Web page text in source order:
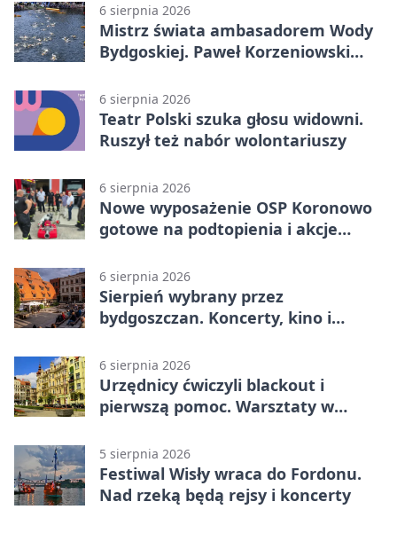
6 sierpnia 2026
Mistrz świata ambasadorem Wody
Bydgoskiej. Paweł Korzeniowski
6 sierpnia 2026
Teatr Polski szuka głosu widowni.
Ruszył też nabór wolontariuszy
6 sierpnia 2026
Nowe wyposażenie OSP Koronowo
gotowe na podtopienia i akcje
6 sierpnia 2026
Sierpień wybrany przez
bydgoszczan. Koncerty, kino i
6 sierpnia 2026
Urzędnicy ćwiczyli blackout i
pierwszą pomoc. Warsztaty w
5 sierpnia 2026
Festiwal Wisły wraca do Fordonu.
Nad rzeką będą rejsy i koncerty